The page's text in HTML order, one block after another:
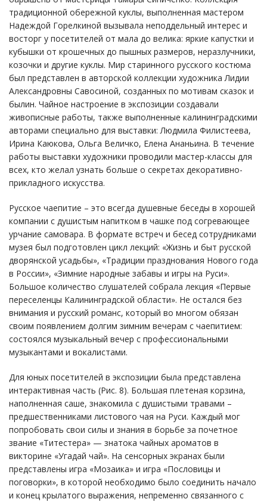
традиционной обережной куклы, выполненная мастером
Надеждой Горелкиной вызывала неподдельный интерес и
восторг у посетителей от мала до велика: яркие капустки и
кубышки от крошечных до пышных размеров, неразлучники,
козочки и другие куклы. Мир старинного русского костюма
был представлен в авторской коллекции художника Лидии
Александровны Савосиной, созданных по мотивам сказок и
былин. Чайное настроение в экспозиции создавали
живописные работы, также выполненные калининградскими
авторами специально для выставки: Людмила Филистеева,
Ирина Каюкова, Ольга Величко, Елена Ананьина. В течение
работы выставки художники проводили мастер-классы для
всех, кто желал узнать больше о секретах декоративно-
прикладного искусства.
Русское чаепитие – это всегда душевные беседы в хорошей
компании с душистым напитком в чашке под согревающее
урчание самовара. В формате встреч и бесед сотрудниками
музея был подготовлен цикл лекций: «Жизнь и быт русской
дворянской усадьбы», «Традиции празднования Нового года
в России», «Зимние народные забавы и игры на Руси».
Большое количество слушателей собрала лекция «Первые
переселенцы Калининградской области». Не остался без
внимания и русский романс, который во многом обязан
своим появлением долгим зимним вечерам с чаепитием:
состоялся музыкальный вечер с профессиональными
музыкантами и вокалистами.
Для юных посетителей в экспозиции была представлена
интерактивная часть (Рис. 8). Большая плетеная корзина,
наполненная саше, знакомила с душистыми травами –
предшественниками листового чая на Руси. Каждый мог
попробовать свои силы и знания в борьбе за почетное
звание «Титестера» — знатока чайных ароматов в
викторине «Угадай чай». На сенсорных экранах были
представлены игра «Мозаика» и игра «Пословицы и
поговорки», в которой необходимо было соединить начало
и конец крылатого выражения, непременно связанного с